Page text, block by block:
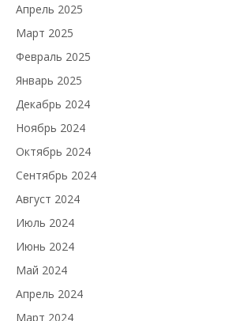
Апрель 2025
Март 2025
Февраль 2025
Январь 2025
Декабрь 2024
Ноябрь 2024
Октябрь 2024
Сентябрь 2024
Август 2024
Июль 2024
Июнь 2024
Май 2024
Апрель 2024
Март 2024